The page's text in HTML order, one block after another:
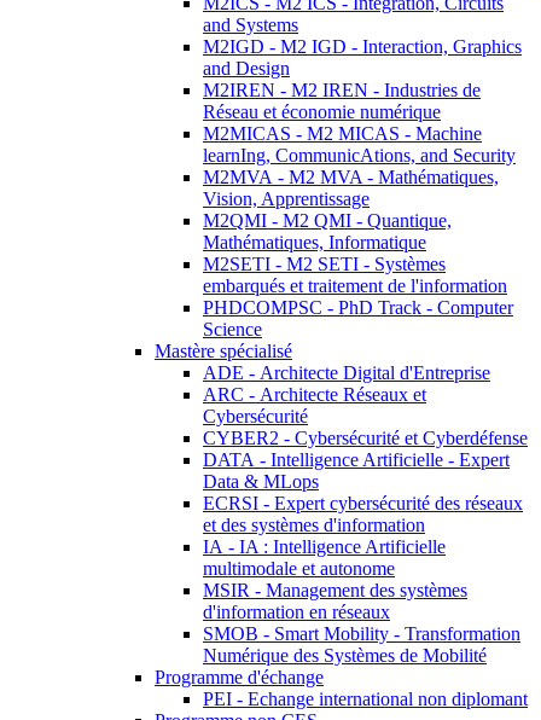
and Systems
M2IGD - M2 IGD - Interaction, Graphics
and Design
M2IREN - M2 IREN - Industries de
Réseau et économie numérique
M2MICAS - M2 MICAS - Machine
learnIng, CommunicAtions, and Security
M2MVA - M2 MVA - Mathématiques,
Vision, Apprentissage
M2QMI - M2 QMI - Quantique,
Mathématiques, Informatique
M2SETI - M2 SETI - Systèmes
embarqués et traitement de l'information
PHDCOMPSC - PhD Track - Computer
Science
Mastère spécialisé
ADE - Architecte Digital d'Entreprise
ARC - Architecte Réseaux et
Cybersécurité
CYBER2 - Cybersécurité et Cyberdéfense
DATA - Intelligence Artificielle - Expert
Data & MLops
ECRSI - Expert cybersécurité des réseaux
et des systèmes d'information
IA - IA : Intelligence Artificielle
multimodale et autonome
MSIR - Management des systèmes
d'information en réseaux
SMOB - Smart Mobility - Transformation
Numérique des Systèmes de Mobilité
Programme d'échange
PEI - Echange international non diplomant